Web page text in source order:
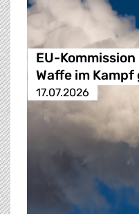
EU-
Waffe im Kampf
17.07.2026